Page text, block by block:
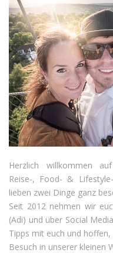
Herzlich willkommen
Reise-, Food- &
lieben zwei Dinge ganz
Seit 2012 nehmen wir
(Adi) und über Social
Tipps mit euch und
Besuch in unserer kleinen